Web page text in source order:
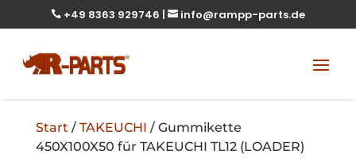
 +49 8363 929746 |  info@rampp-parts.de
Start / TAKEUCHI / Gummikette
450X100X50 für TAKEUCHI TL12 (LOADER)